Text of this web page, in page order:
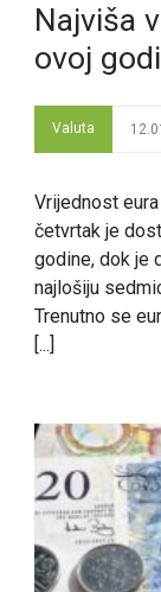
Najviša
ovoj
Valuta
Vrijednost
četvrtak je
godine, dok je
najlošiju
Trenutno se
[...]